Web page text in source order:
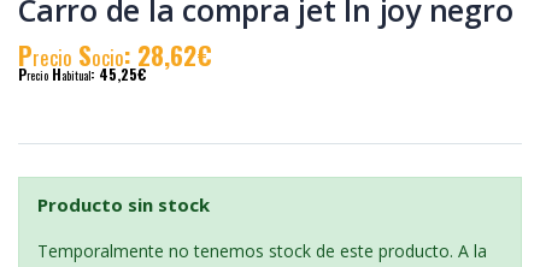
Carro de la compra jet ln joy negro
Precio Socio: 28,62€
Precio Habitual: 45,25€
Producto sin stock
Temporalmente no tenemos stock de este producto. A la